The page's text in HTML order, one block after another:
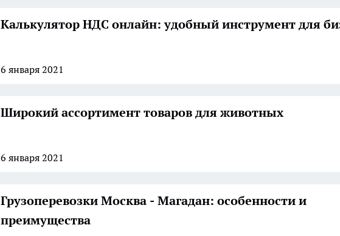
Калькулятор НДС онлайн: удобный инструмент для
6 января 2021
Широкий ассортимент товаров для животных
6 января 2021
Грузоперевозки Москва - Магадан: особенности и
преимущества